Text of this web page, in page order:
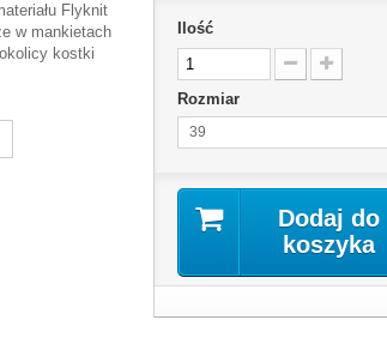
Flyknit
w mankietach
kostki
Ilość
Rozmiar
39
Dodaj do
koszyka